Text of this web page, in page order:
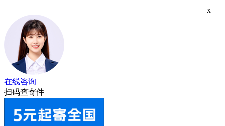
x
在线咨询
扫码查寄件